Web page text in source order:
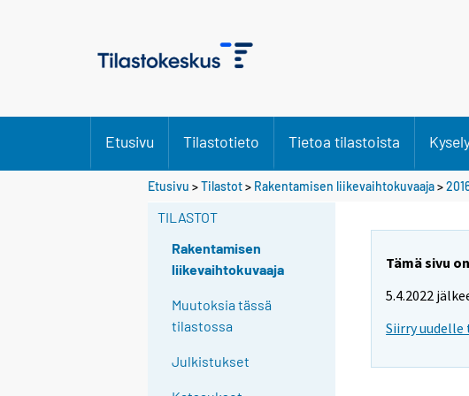
Etusivu Tilastotieto Tietoa tilastoista
Etusivu >Tilastot> Rakentamisen liikevaihtokuvaaja>
TILASTOT
Rakentamisen
liikevaihtokuvaaja
Muutoksia tässä
tilastossa
Julkistukset
Tämä sivu
5.4.2022
Siirry
Y
Y